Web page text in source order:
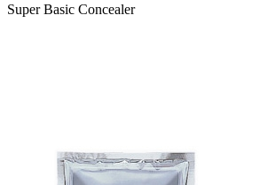
Super Basic Concealer